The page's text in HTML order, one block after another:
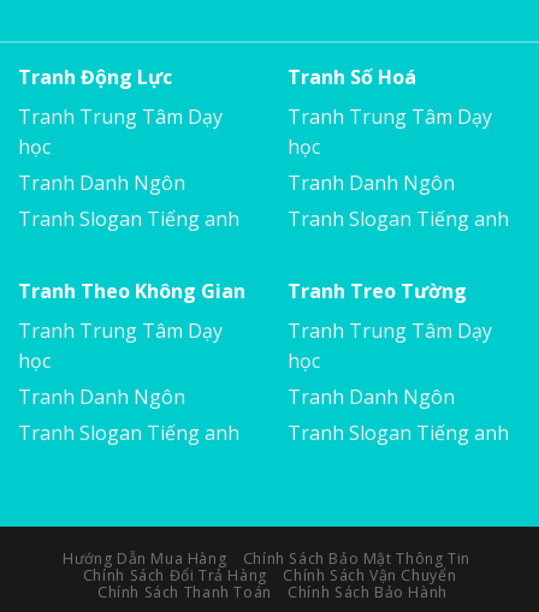
Tranh Động Lực
Tranh Trung Tâm Dạy
học
Tranh Danh Ngôn
Tranh Slogan Tiếng anh
Tranh Số Hoá
Tranh Trung Tâm Dạy
học
Tranh Danh Ngôn
Tranh Slogan Tiếng anh
Tranh Theo Không Gian
Tranh Trung Tâm Dạy
học
Tranh Danh Ngôn
Tranh Slogan Tiếng anh
Tranh Treo Tường
Tranh Trung Tâm Dạy
học
Tranh Danh Ngôn
Tranh Slogan Tiếng anh
Hướng Dẫn Mua Hàng
Chính Sách Bảo Mật Thông Tin
Chính Sách Đổi Trả Hàng
Chính Sách Vận Chuyển
Chính Sách Thanh Toán
Chính Sách Bảo Hành